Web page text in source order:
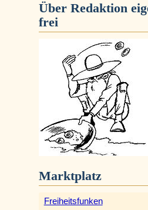
Über Redaktion
frei
Marktplatz
Freiheitsfunken